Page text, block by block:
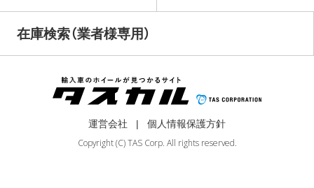
在庫検索（業者様専用）
運営会社
個人情報保護方針
Copyright (C) TAS Corp. All rights reserved.